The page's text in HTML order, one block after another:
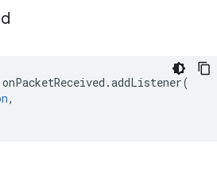
onPacketReceived .addListener(
,